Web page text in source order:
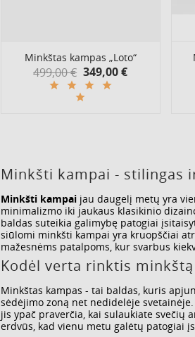
Minkštas kampas „Loto“
Yprasta
kaina
499,00 € Kaina
349,00 €
Minkšti kampai - stilingas
Minkšti kampaijau daugelį metų yra
minimalizmo iki jaukaus klasikinio
baldas suteikia galimybę patogiai
siūlomi minkšti kampai yra kruopščiai
mažesnėms patalpoms, kur svarbus
Kodėl verta rinktis
Minkštas kampas - tai baldas, kuris
sėdėjimo zoną net nedidelėje
jis ypač praverčia, kai sulaukiate svečių
erdvūs, kad vienu metu galėtų patogiai